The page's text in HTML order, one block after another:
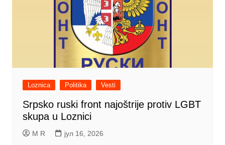
Loznica Politika Vesti
Srpsko ruski front najoštrije protiv LGBT
skupa u Loznici
M R јул 16, 2026